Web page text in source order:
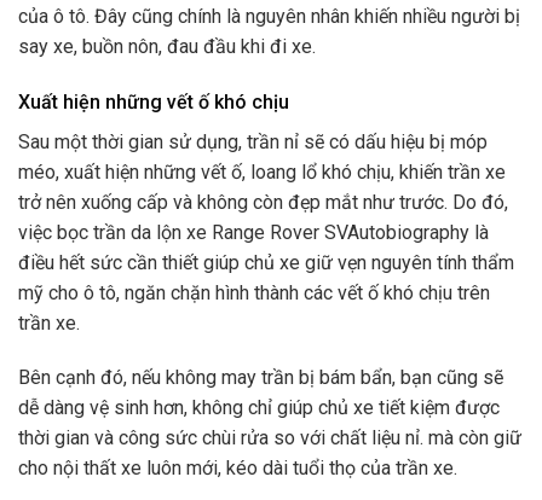
của ô tô. Đây cũng chính là nguyên nhân khiến nhiều người bị
say xe, buồn nôn, đau đầu khi đi xe.
Xuất hiện những vết ố khó chịu
Sau một thời gian sử dụng, trần nỉ sẽ có dấu hiệu bị móp
méo, xuất hiện những vết ố, loang lổ khó chịu, khiến trần xe
trở nên xuống cấp và không còn đẹp mắt như trước. Do đó,
việc bọc trần da lộn xe Range Rover SVAutobiography là
điều hết sức cần thiết giúp chủ xe giữ vẹn nguyên tính thẩm
mỹ cho ô tô, ngăn chặn hình thành các vết ố khó chịu trên
trần xe.
Bên cạnh đó, nếu không may trần bị bám bẩn, bạn cũng sẽ
dễ dàng vệ sinh hơn, không chỉ giúp chủ xe tiết kiệm được
thời gian và công sức chùi rửa so với chất liệu nỉ. mà còn giữ
cho nội thất xe luôn mới, kéo dài tuổi thọ của trần xe.